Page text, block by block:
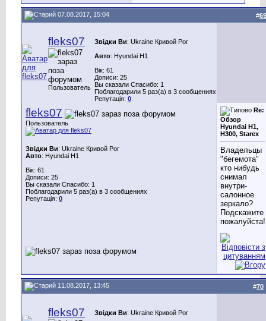
07.08.2017, 15:04 #69
fleks07
Пользователь
Звідки Ви: Ukraine Кривой Рог
Авто: Hyundai H1
Вік: 61
Дописи: 25
Вы сказали Спасибо: 1
Поблагодарили 5 раз(а) в 3 сообщениях
Репутація: 0
fleks07
Пользователь
Звідки Ви: Ukraine Кривой Рог
Авто: Hyundai H1
Вік: 61
Дописи: 25
Вы сказали Спасибо: 1
Поблагодарили 5 раз(а) в 3 сообщениях
Репутація: 0
Re:
Обзор
Hyundai H1,
H300, Starex
Владельцы
"бегемота"
кто нибудь
снимал
внутри-
салонное
зеркало?
Подскажите
пожалуйста!
11.08.2017, 13:45 #70
fleks07 Звідки Ви: Ukraine Кривой Рог